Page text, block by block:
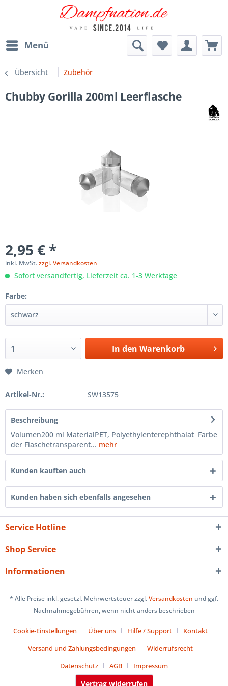
Menü
Übersicht Zubehör
Chubby Gorilla 200ml Leerflasche
2,95 € *
inkl. MwSt.zzgl. Versandkosten
Sofort versandfertig, Lieferzeit ca. 1-3 Werktage
Farbe:
In den Warenkorb
Merken
Artikel-Nr.: SW13575
Beschreibung
Volumen200 ml MaterialPET, Polyethylenterephthalat Farbe
der Flaschetransparent... mehr
Kunden kauften auch
Kunden haben sich ebenfalls angesehen
Service Hotline
Shop Service
Informationen
* Alle Preise inkl. gesetzl. Mehrwertsteuer zzgl.Versandkosten und ggf.
Nachnahmegebühren, wenn nicht anders beschrieben
Cookie-Einstellungen Über uns Hilfe / Support
Kontakt
Versand und Zahlungsbedingungen
Widerrufsrecht
Datenschutz
AGB Impressum
Vertrag widerrufen